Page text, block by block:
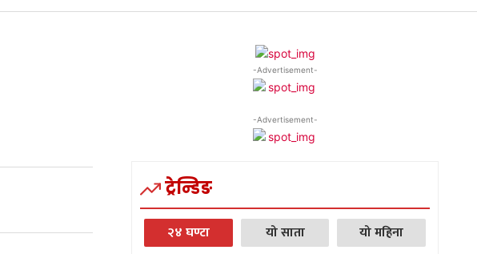
-Advertisement-
-Advertisement-
ट्रेन्डिङ
२४ घण्टा यो साता यो महिना